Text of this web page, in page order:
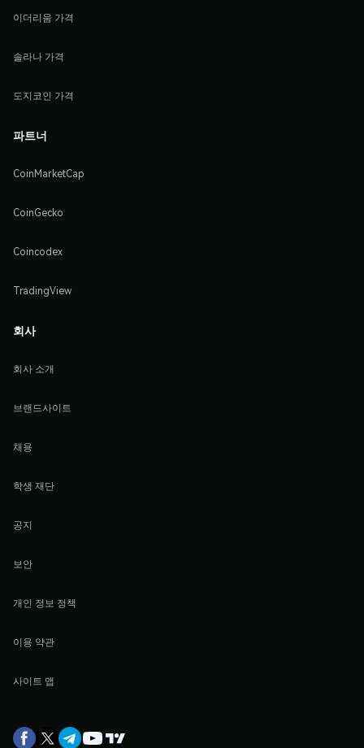
이더리움 가격
솔라나 가격
도지코인 가격
파트너
CoinMarketCap
CoinGecko
Coincodex
TradingView
회사
회사 소개
브랜드사이트
채용
학생 재단
공지
보안
개인 정보 정책
이용 약관
사이트 맵